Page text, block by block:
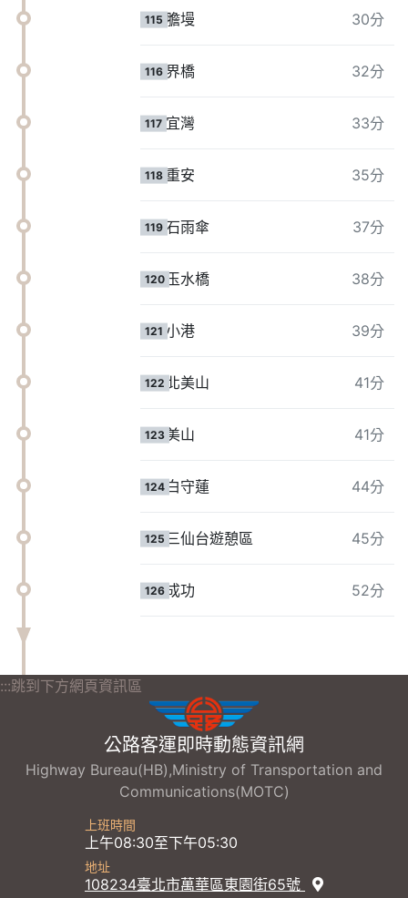
115 膽墁 30分
116 界橋 32分
117 宜灣 33分
118 重安 35分
119 石雨傘 37分
120 玉水橋 38分
121 小港 39分
122 北美山 41分
123 美山 41分
124 白守蓮 44分
125 三仙台遊憩區 45分
126 成功 52分
:::跳到下方網頁資訊區
公路客運即時動態資訊網
Highway Bureau(HB),Ministry of Transportation and
Communications(MOTC)
上班時間
上午08:30至下午05:30
地址
108234臺北市萬華區東園街65號